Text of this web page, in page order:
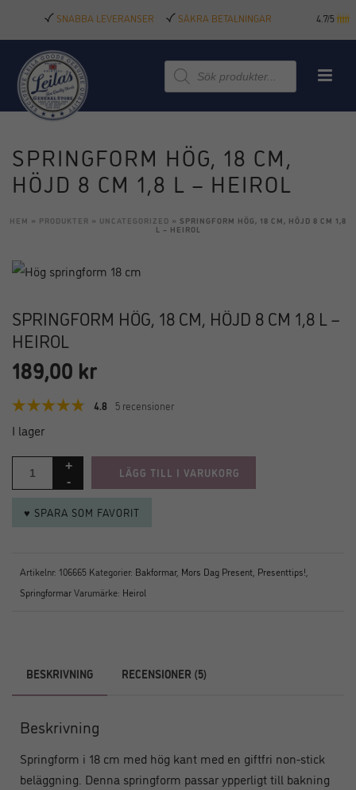
SNABBA LEVERANSER SÄKRA BETALNINGAR 4.7/5
Produktsökning
SPRINGFORM HÖG, 18 CM,
HÖJD 8 CM 1,8 L – HEIROL
HEM » PRODUKTER » UNCATEGORIZED » SPRINGFORM HÖG, 18 CM, HÖJD 8 CM 1,8
L – HEIROL
SPRINGFORM HÖG, 18 CM, HÖJD 8 CM 1,8 L –
HEIROL
189,00 kr
4.8 5 recensioner
I lager
LÄGG TILL I VARUKORG
♥ SPARA SOM FAVORIT
Artikelnr: 106665 Kategorier: Bakformar, Mors Dag Present Presenttips!
SpringformarVarumärke: Heirol
BESKRIVNING RECENSIONER (5)
Beskrivning
Springform i 18 cm med hög kant med en giftfri non-stick
beläggning. Denna springform passar ypperligt till bakning